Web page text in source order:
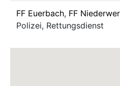
FF Euerbach, FF
Polizei, Rettungsdienst